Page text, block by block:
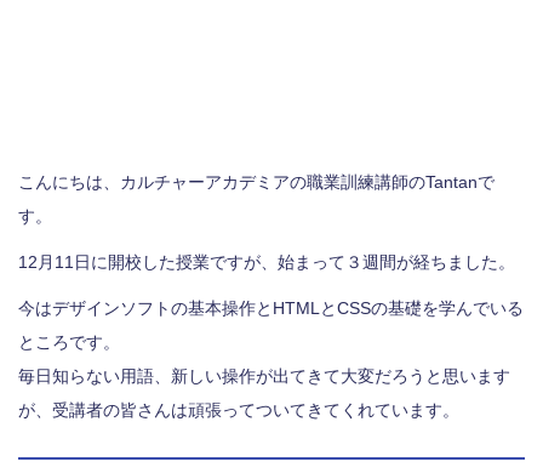
こんにちは、カルチャーアカデミアの職業訓練講師のTantanで
す。
12月11日に開校した授業ですが、始まって３週間が経ちました。
今はデザインソフトの基本操作とHTMLとCSSの基礎を学んでいる
ところです。
毎日知らない用語、新しい操作が出てきて大変だろうと思います
が、受講者の皆さんは頑張ってついてきてくれています。